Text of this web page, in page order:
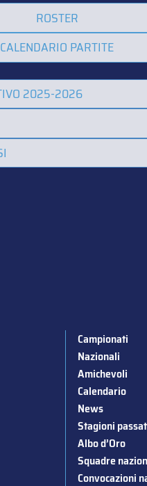
ROSTER
CALENDARIO PARTITE
Campionati
Nazionali
Amichevoli
Calendario
News
Stagioni
Albo d’Oro
Squadre
Convocazioni